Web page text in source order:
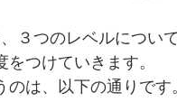
３つのレベルについ
つけていきます。
のは、以下の通りです